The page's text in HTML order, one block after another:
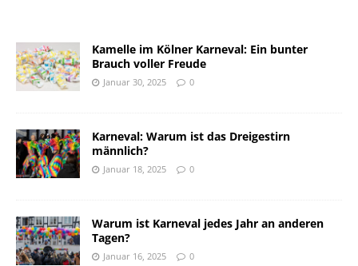
Kamelle im Kölner Karneval: Ein bunter
Brauch voller Freude
Januar 30, 2025 0
Karneval: Warum ist das Dreigestirn
männlich?
Januar 18, 2025 0
Warum ist Karneval jedes Jahr an anderen
Tagen?
Januar 16, 2025 0